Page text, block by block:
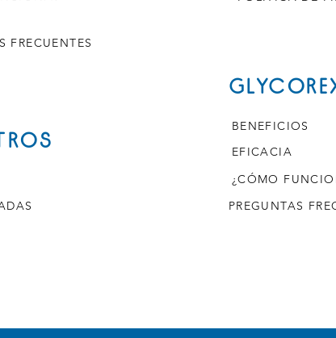
FRECUENTES
BENEFICIOS
EFICACIA
¿CÓMO
PREGUNTAS